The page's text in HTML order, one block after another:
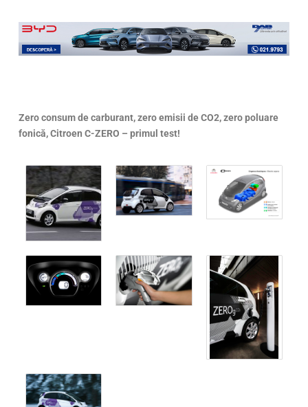
Zero consum de carburant, zero emisii de CO2, zero poluare
fonică, Citroen C-ZERO – primul test!